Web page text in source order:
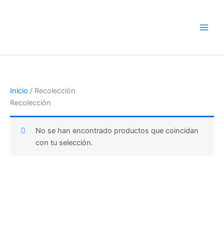
Inicio / Recolección
Recolección
No se han encontrado productos que coincidan
con tu selección.